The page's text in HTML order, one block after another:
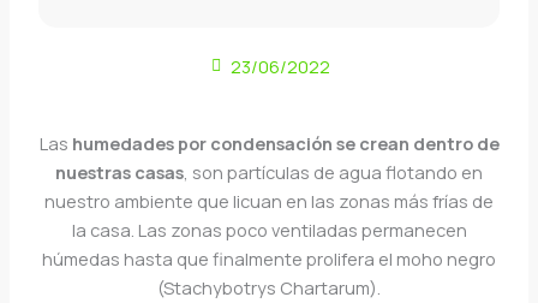
23/06/2022
Las humedades por condensación se crean dentro de
nuestras casas, son partículas de agua flotando en
nuestro ambiente que licuan en las zonas más frías de
la casa. Las zonas poco ventiladas permanecen
húmedas hasta que finalmente prolifera el moho negro
(Stachybotrys Chartarum).